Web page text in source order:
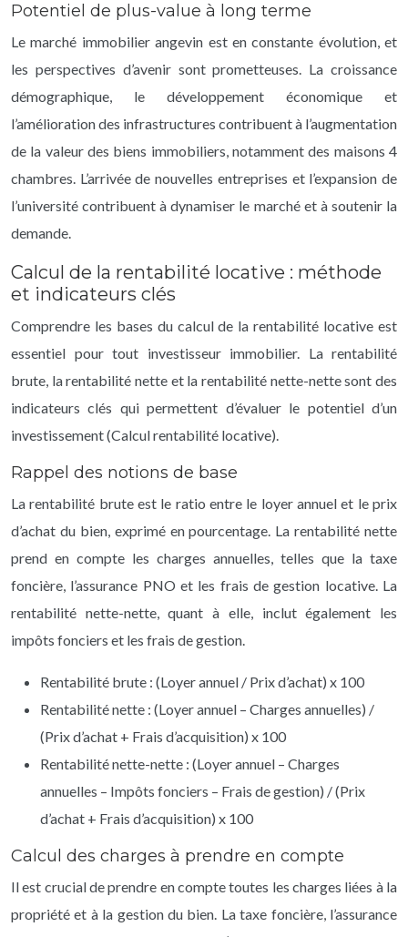
Potentiel de plus-value à long terme
Le marché immobilier angevin est en constante évolution, et
les perspectives d’avenir sont prometteuses. La croissance
démographique, le développement économique et
l’amélioration des infrastructures contribuent à l’augmentation
de la valeur des biens immobiliers, notamment des maisons 4
chambres. L’arrivée de nouvelles entreprises et l’expansion de
l’université contribuent à dynamiser le marché et à soutenir la
demande.
Calcul de la rentabilité locative : méthode
et indicateurs clés
Comprendre les bases du calcul de la rentabilité locative est
essentiel pour tout investisseur immobilier. La rentabilité
brute, la rentabilité nette et la rentabilité nette-nette sont des
indicateurs clés qui permettent d’évaluer le potentiel d’un
investissement (Calcul rentabilité locative).
Rappel des notions de base
La rentabilité brute est le ratio entre le loyer annuel et le prix
d’achat du bien, exprimé en pourcentage. La rentabilité nette
prend en compte les charges annuelles, telles que la taxe
foncière, l’assurance PNO et les frais de gestion locative. La
rentabilité nette-nette, quant à elle, inclut également les
impôts fonciers et les frais de gestion.
Rentabilité brute : (Loyer annuel / Prix d’achat) x 100
Rentabilité nette : (Loyer annuel – Charges annuelles) /
(Prix d’achat + Frais d’acquisition) x 100
Rentabilité nette-nette : (Loyer annuel – Charges
annuelles – Impôts fonciers – Frais de gestion) / (Prix
d’achat + Frais d’acquisition) x 100
Calcul des charges à prendre en compte
Il est crucial de prendre en compte toutes les charges liées à la
propriété et à la gestion du bien. La taxe foncière, l’assurance